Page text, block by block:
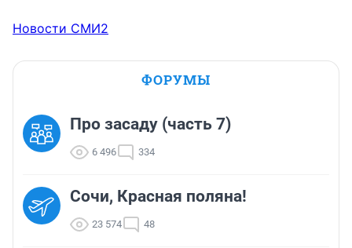
Новости СМИ2
ФОРУМЫ
Про засаду (часть 7)
6 496 334
Сочи, Красная поляна!
23 574 48